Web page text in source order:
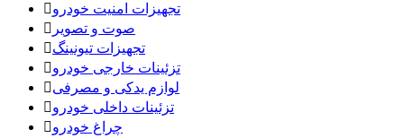
تجهیزات امنیت خودرو
 صوت و تصویر
تجهیزات تیونینگ
تزئینات خارجی خودرو
لوازم یدکی و مصرفی
تزئینات داخلی خودرو
چراغ خودرو